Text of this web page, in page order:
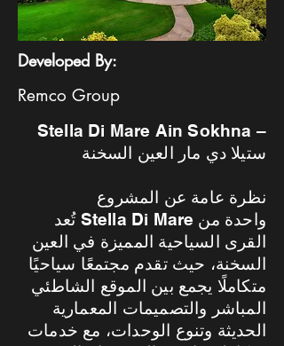
Developed By:
Remco Group
Stella Di Mare Ain Sokhna –
ستيلا دي مار العين السخنة
نظرة عامة عن المشروع
تُعد Stella Di Mare واحدة من
القرى السياحية المميزة في العين
السخنة، حيث تقدم مجتمعًا سياحيًا
متكاملًا يجمع بين الموقع الشاطئي
المباشر والتصميمات المعمارية
الحديثة وتنوع الوحدات، مع خدمات